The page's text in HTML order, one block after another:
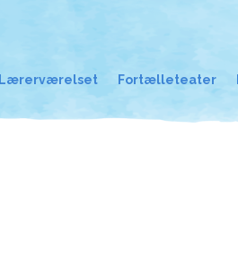
Lærerværelset Fortælleteater